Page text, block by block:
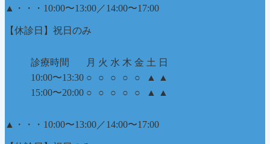
▲ ・・・10:00〜13:00／14:00〜17:00
【休診日】祝日のみ
診療時間 月 火 水 木 金 土 日
10:00〜13:30 ○ ○ ○ ○ ○ ▲
▲
15:00〜20:00 ○ ○ ○ ○ ○ ▲ ▲
▲ ・・・10:00〜13:00／14:00〜17:00